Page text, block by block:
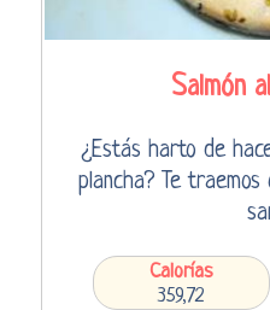
Salmón
¿Estás harto de
plancha? Te
Calorías
359,72